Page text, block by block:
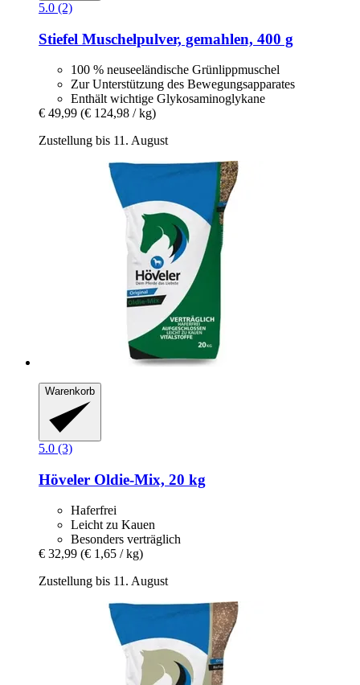
5.0 (2)
Stiefel Muschelpulver, gemahlen, 400 g
100 % neuseeländische Grünlippmuschel
Zur Unterstützung des Bewegungsapparates
Enthält wichtige Glykosaminoglykane
€ 49,99 (€ 124,98 / kg)
Zustellung bis 11. August
Warenkorb
5.0 (3)
Höveler Oldie-​Mix, 20 kg
Haferfrei
Leicht zu Kauen
Besonders verträglich
€ 32,99 (€ 1,65 / kg)
Zustellung bis 11. August